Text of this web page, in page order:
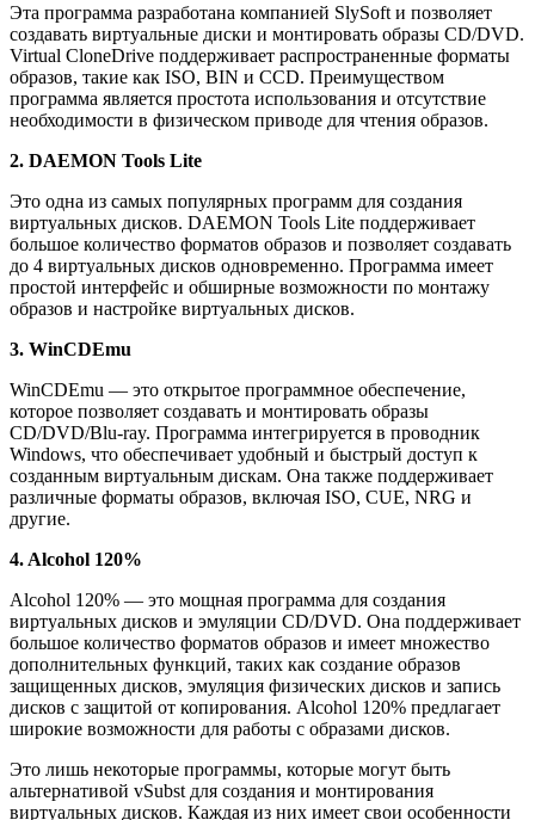
Эта программа разработана компанией SlySoft и позволяет
создавать виртуальные диски и монтировать образы CD/DVD.
Virtual CloneDrive поддерживает распространенные форматы
образов, такие как ISO, BIN и CCD. Преимуществом
программа является простота использования и отсутствие
необходимости в физическом приводе для чтения образов.
2. DAEMON Tools Lite
Это одна из самых популярных программ для создания
виртуальных дисков. DAEMON Tools Lite поддерживает
большое количество форматов образов и позволяет создавать
до 4 виртуальных дисков одновременно. Программа имеет
простой интерфейс и обширные возможности по монтажу
образов и настройке виртуальных дисков.
3. WinCDEmu
WinCDEmu — это открытое программное обеспечение,
которое позволяет создавать и монтировать образы
CD/DVD/Blu-ray. Программа интегрируется в проводник
Windows, что обеспечивает удобный и быстрый доступ к
созданным виртуальным дискам. Она также поддерживает
различные форматы образов, включая ISO, CUE, NRG и
другие.
4. Alcohol 120%
Alcohol 120% — это мощная программа для создания
виртуальных дисков и эмуляции CD/DVD. Она поддерживает
большое количество форматов образов и имеет множество
дополнительных функций, таких как создание образов
защищенных дисков, эмуляция физических дисков и запись
дисков с защитой от копирования. Alcohol 120% предлагает
широкие возможности для работы с образами дисков.
Это лишь некоторые программы, которые могут быть
альтернативой vSubst для создания и монтирования
виртуальных дисков. Каждая из них имеет свои особенности